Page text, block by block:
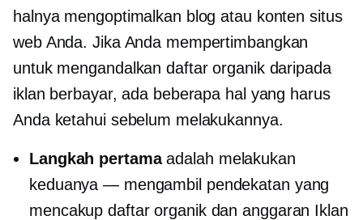
halnya mengoptimalkan blog atau konten situs
web Anda. Jika Anda mempertimbangkan
untuk mengandalkan daftar organik daripada
iklan berbayar, ada beberapa hal yang harus
Anda ketahui sebelum melakukannya.
Langkah pertamaadalah melakukan
keduanya — mengambil pendekatan yang
mencakup daftar organik dan anggaran Iklan